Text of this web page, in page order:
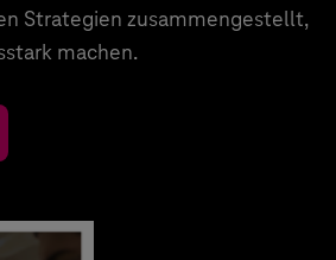
Strategien zusammengestellt,
machen.